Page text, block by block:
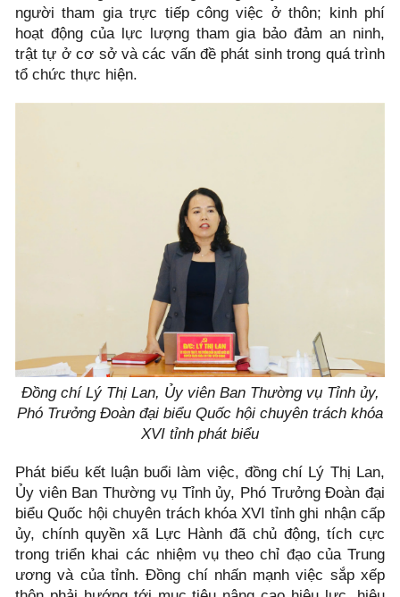
người tham gia trực tiếp công việc ở thôn; kinh phí
hoạt động của lực lượng tham gia bảo đảm an ninh,
trật tự ở cơ sở và các vấn đề phát sinh trong quá trình
tổ chức thực hiện.
Đồng chí Lý Thị Lan, Ủy viên Ban Thường vụ Tỉnh ủy,
Phó Trưởng Đoàn đại biểu Quốc hội chuyên trách khóa
XVI tỉnh phát biểu
Phát biểu kết luận buổi làm việc, đồng chí Lý Thị Lan,
Ủy viên Ban Thường vụ Tỉnh ủy, Phó Trưởng Đoàn đại
biểu Quốc hội chuyên trách khóa XVI tỉnh ghi nhận cấp
ủy, chính quyền xã Lực Hành đã chủ động, tích cực
trong triển khai các nhiệm vụ theo chỉ đạo của Trung
ương và của tỉnh. Đồng chí nhấn mạnh việc sắp xếp